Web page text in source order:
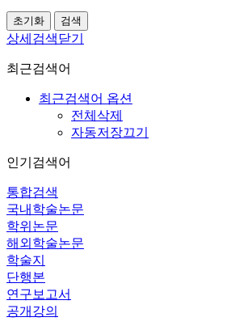
상세검색닫기
최근검색어
최근검색어 옵션
전체삭제
자동저장끄기
인기검색어
통합검색
국내학술논문
학위논문
해외학술논문
학술지
단행본
연구보고서
공개강의